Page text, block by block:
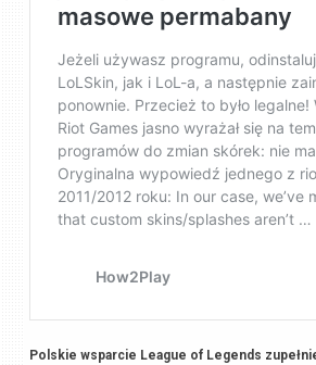
Polskie wsparcie League of Legends